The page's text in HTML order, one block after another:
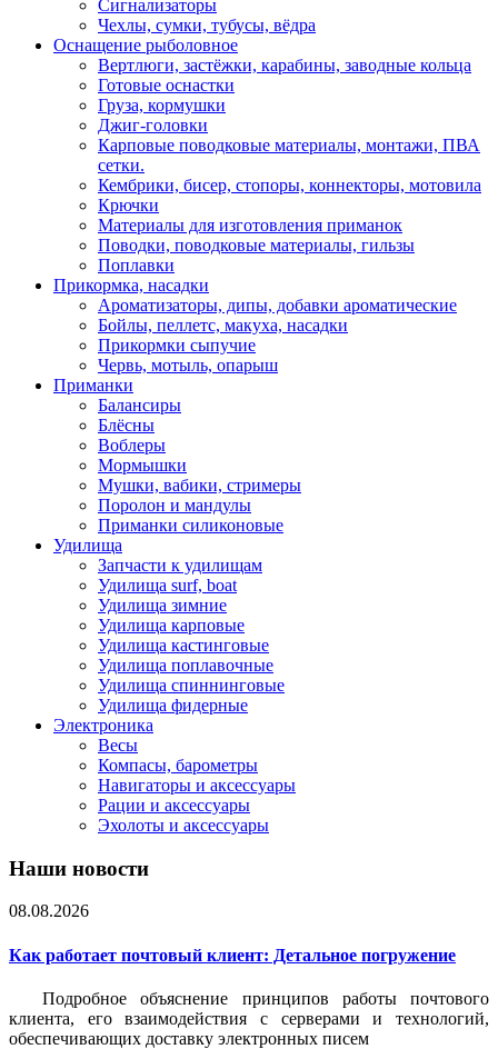
Сигнализаторы
Чехлы, сумки, тубусы, вёдра
Оснащение рыболовное
Вертлюги, застёжки, карабины, заводные кольца
Готовые оснастки
Груза, кормушки
Джиг-головки
Карповые поводковые материалы, монтажи, ПВА
сетки.
Кембрики, бисер, стопоры, коннекторы, мотовила
Крючки
Материалы для изготовления приманок
Поводки, поводковые материалы, гильзы
Поплавки
Прикормка, насадки
Ароматизаторы, дипы, добавки ароматические
Бойлы, пеллетс, макуха, насадки
Прикормки сыпучие
Червь, мотыль, опарыш
Приманки
Балансиры
Блёсны
Воблеры
Мормышки
Мушки, вабики, стримеры
Поролон и мандулы
Приманки силиконовые
Удилища
Запчасти к удилищам
Удилища surf, boat
Удилища зимние
Удилища карповые
Удилища кастинговые
Удилища поплавочные
Удилища спиннинговые
Удилища фидерные
Электроника
Весы
Компасы, барометры
Навигаторы и аксессуары
Рации и аксессуары
Эхолоты и аксессуары
Наши новости
08.08.2026
Как работает почтовый клиент: Детальное погружение
Подробное объяснение принципов работы почтового
клиента, его взаимодействия с серверами и технологий,
обеспечивающих доставку электронных писем